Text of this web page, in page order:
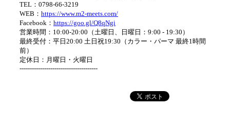
TEL：0798-66-3219
WEB： https://www.m2-meets.com/
Facebook： https://goo.gl/Q8qNgi
営業時間：10:00-20:00（土曜日、日曜日：9:00 - 19:30）
最終受付：平日20:00 土日祝19:30（カラー・パーマ 最終1時間
前）
定休日：月曜日・火曜日
--------------------------------------